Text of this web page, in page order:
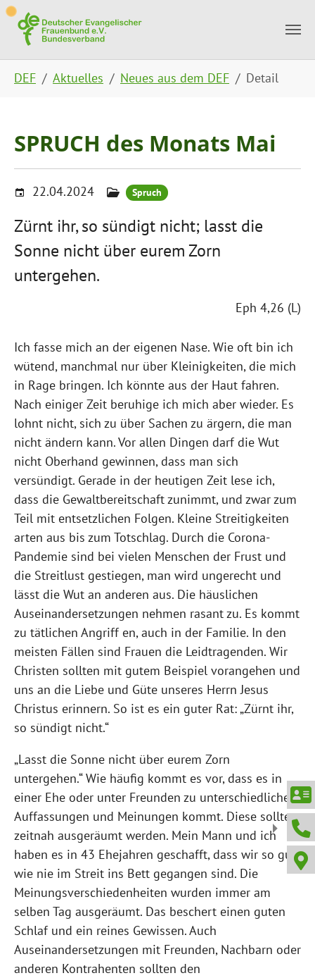
Skip to main content
Skip to page footer
DEF Aktuelles Neues aus dem DEF Detail
SPRUCH des Monats Mai
22.04.2024 Spruch
Zürnt ihr, so sündigt nicht; lasst die
Sonne nicht über eurem Zorn
untergehen.
Eph 4,26 (L)
Ich fasse mich an der eigenen Nase. Wie oft bin ich
wütend, manchmal nur über Kleinigkeiten, die mich
in Rage bringen. Ich könnte aus der Haut fahren.
Nach einiger Zeit beruhige ich mich aber wieder. Es
lohnt nicht, sich zu über Sachen zu ärgern, die man
nicht ändern kann. Vor allen Dingen darf die Wut
nicht Oberhand gewinnen, dass man sich
versündigt. Gerade in der heutigen Zeit lese ich,
dass die Gewaltbereitschaft zunimmt, und zwar zum
Teil mit entsetzlichen Folgen. Kleine Streitigkeiten
arten aus bis zum Totschlag. Durch die Corona-
Pandemie sind bei vielen Menschen der Frust und
die Streitlust gestiegen, man wird ungerecht und
lässt die Wut an anderen aus. Die häuslichen
Auseinandersetzungen nehmen rasant zu. Es kommt
zu tätlichen Angriff en, auch in der Familie. In den
meisten Fällen sind Frauen die Leidtragenden. Wir
Christen sollten mit gutem Beispiel vorangehen und
uns an die Liebe und Güte unseres Herrn Jesus
Christus erinnern. So ist es ein guter Rat: „Zürnt ihr,
so sündigt nicht.“
„Lasst die Sonne nicht über eurem Zorn
untergehen.“ Wie häufig kommt es vor, dass es in
einer Ehe oder unter Freunden zu unterschiedlichen
Auffassungen und Meinungen kommt. Diese sollten
zeitnah ausgeräumt werden. Mein Mann und ich
haben es in 43 Ehejahren geschafft, dass wir so gut
wie nie im Streit ins Bett gegangen sind. Die
Meinungsverschiedenheiten wurden immer am
selben Tag ausgeräumt. Das beschert einen guten
Schlaf und ein reines Gewissen. Auch
Auseinandersetzungen mit Freunden, Nachbarn oder
anderen Kontrahenten sollten den